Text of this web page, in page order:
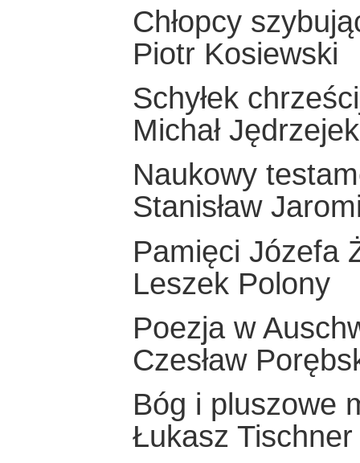
Chłopcy
Piotr Kosiewski
Schyłek
Michał Jędrzejek
Naukowy
Stanisław
Pamięci Józefa
Leszek Polony
Poezja w
Czesław
Bóg i pluszowe
Łukasz Tischner